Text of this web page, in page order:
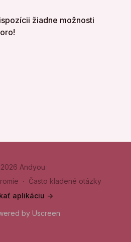
žiadne možnosti
Andyou
∙ Často kladené otázky
aplikáciu ->
by Uscreen